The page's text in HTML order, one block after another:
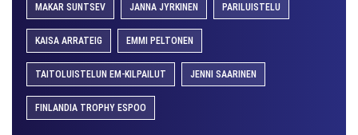
MAKAR SUNTSEV JANNA JYRKINEN PARILUISTELU
KAISA ARRATEIG EMMI PELTONEN
TAITOLUISTELUN EM-KILPAILUT JENNI SAARINEN
FINLANDIA TROPHY ESPOO